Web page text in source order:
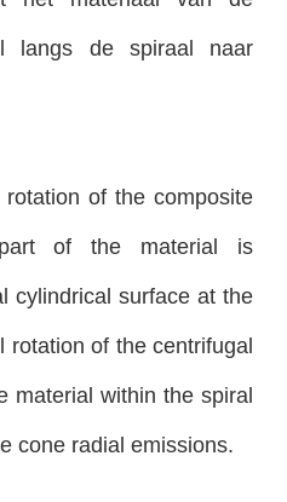
langs de spiraal naar
of the composite
of the material is
cylindrical surface at the
rotation of the centrifugal
material within the spiral
cone radial emissions.